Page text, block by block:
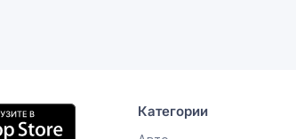
Категории